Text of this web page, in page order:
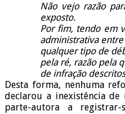
Não vejo razão
exposto.
Por fim, tendo em
administrativa
qualquer tipo de
pela ré, razão pela
de infração
Desta forma, nenhuma
declarou a inexistência
parte-autora a